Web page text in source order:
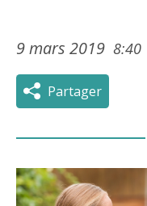
9 mars 2019 8:40
Partager